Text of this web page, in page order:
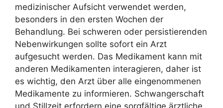
medizinischer Aufsicht verwendet werden,
besonders in den ersten Wochen der
Behandlung. Bei schweren oder persistierenden
Nebenwirkungen sollte sofort ein Arzt
aufgesucht werden. Das Medikament kann mit
anderen Medikamenten interagieren, daher ist
es wichtig, den Arzt über alle eingenommenen
Medikamente zu informieren. Schwangerschaft
und Stillzeit erfordern eine sorgfältige ärztliche